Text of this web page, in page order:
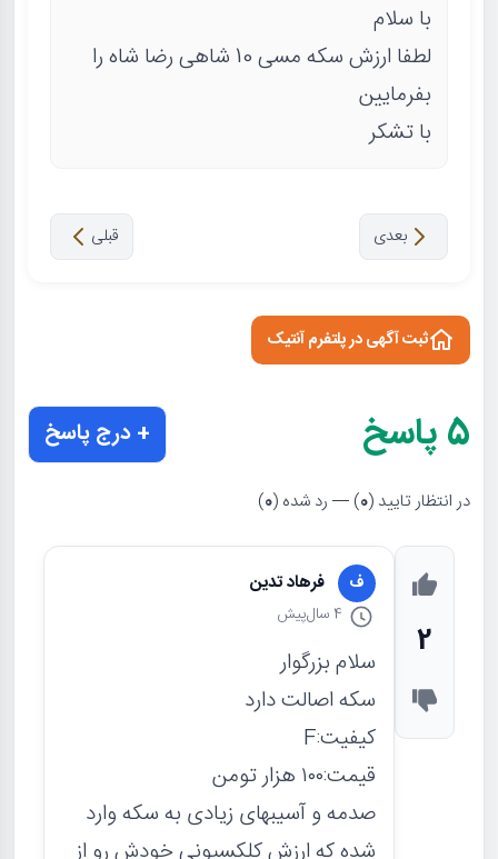
با سلام
لطفا ارزش سکه مسی 10 شاهی رضا شاه را
بفرمایین
با تشکر
قبلی بعدی
ثبت آگهی در پلتفرم آنتیک
5پاسخ + درج پاسخ
در انتظار تایید (0) — رد شده (0
)
2
ف فرهاد تدین
4 سال پیش
سلام بزرگوار
سکه اصالت دارد
کیفیت:F
قیمت:۱۰۰ هزار تومن
صدمه و آسیبهای زیادی به سکه وارد